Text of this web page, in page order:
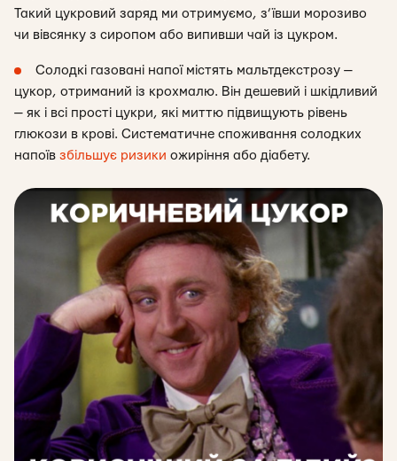
Такий цукровий заряд ми отримуємо, з’ївши морозиво
чи вівсянку з сиропом або випивши чай із цукром.
Солодкі газовані напої містять мальтдекстрозу —
цукор, отриманий із крохмалю. Він дешевий і шкідливий
— як і всі прості цукри, які миттю підвищують рівень
глюкози в крові. Систематичне споживання солодких
напоїв збільшує ризики ожиріння або діабету.